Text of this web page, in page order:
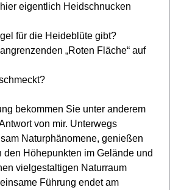
eigentlich Heidschnucken
für die Heideblüte gibt?
„Roten Fläche“ auf
bekommen Sie unter anderem
von mir. Unterwegs
Naturphänomene, genießen
den Höhepunkten im Gelände und
vielgestaltigen Naturraum
Führung endet am